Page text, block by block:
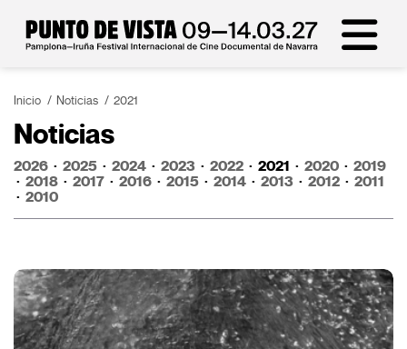
Inicio Noticias 2021
Noticias
2026 · 2025 · 2024 · 2023 · 2022 · 2021 · 2020 · 2019
· 2018 · 2017 · 2016 · 2015 · 2014 · 2013 · 2012 · 2011
· 2010